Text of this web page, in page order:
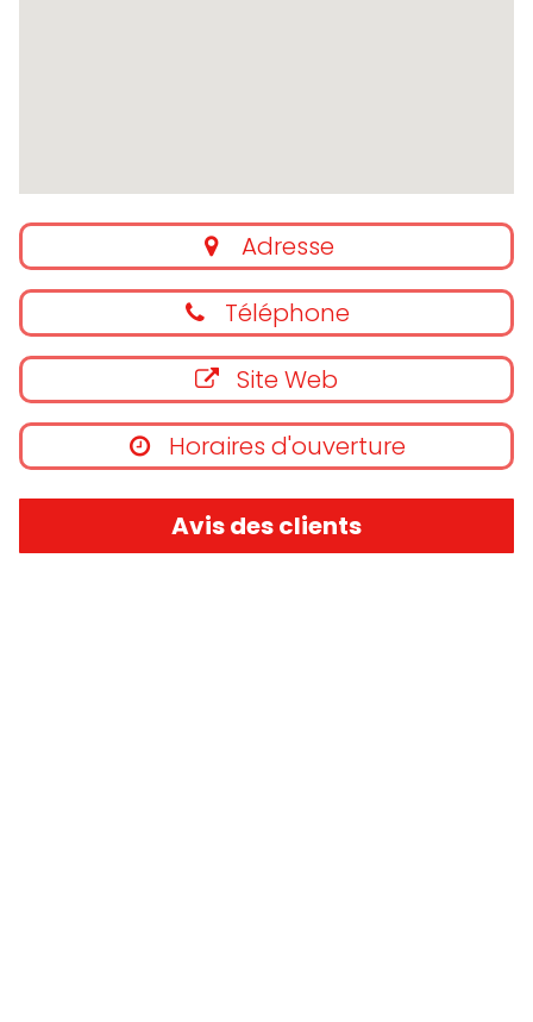
Adresse
Téléphone
Site Web
Horaires d'ouverture
Avis des clients